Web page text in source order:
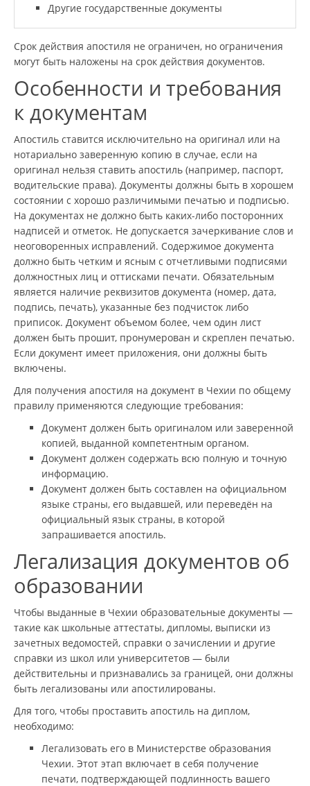
Другие государственные документы
Срок действия апостиля не ограничен, но ограничения
могут быть наложены на срок действия документов.
Особенности и требования
к документам
Апостиль ставится исключительно на оригинал или на
нотариально заверенную копию в случае, если на
оригинал нельзя ставить апостиль (например, паспорт,
водительские права). Документы должны быть в хорошем
состоянии с хорошо различимыми печатью и подписью.
На документах не должно быть каких-либо посторонних
надписей и отметок. Не допускается зачеркивание слов и
неоговоренных исправлений. Содержимое документа
должно быть четким и ясным с отчетливыми подписями
должностных лиц и оттисками печати. Обязательным
является наличие реквизитов документа (номер, дата,
подпись, печать), указанные без подчисток либо
приписок. Документ объемом более, чем один лист
должен быть прошит, пронумерован и скреплен печатью.
Если документ имеет приложения, они должны быть
включены.
Для получения апостиля на документ в Чехии по общему
правилу применяются следующие требования:
Документ должен быть оригиналом или заверенной
копией, выданной компетентным органом.
Документ должен содержать всю полную и точную
информацию.
Документ должен быть составлен на официальном
языке страны, его выдавшей, или переведён на
официальный язык страны, в которой
запрашивается апостиль.
Легализация документов об
образовании
Чтобы выданные в Чехии образовательные документы —
такие как школьные аттестаты, дипломы, выписки из
зачетных ведомостей, справки о зачислении и другие
справки из школ или университетов — были
действительны и признавались за границей, они должны
быть легализованы или апостилированы.
Для того, чтобы проставить апостиль на диплом,
необходимо:
Легализовать его в Министерстве образования
Чехии. Этот этап включает в себя получение
печати, подтверждающей подлинность вашего